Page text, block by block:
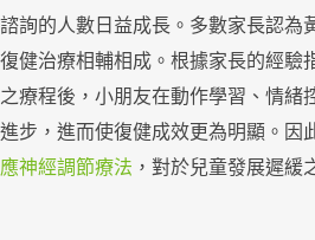
諮詢的人數日益成長。多數家長認為
復健治療相輔相成。根據家長的經驗
之療程後，小朋友在動作學習、情緒
進步，進而使復健成效更為明顯。因
應神經調節療法 ，對於兒童發展遲緩